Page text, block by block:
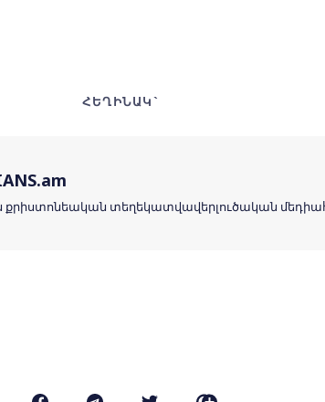
ՀԵՂԻՆԱԿ`
քրիստոնեական տեղեկատվավերլուծական